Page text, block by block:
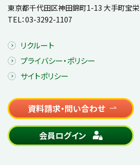
東京都千代田区神田錦町1-13 大手町宝
TEL：03-3292-1107
リクルート
プライバシー・ポリシー
サイトポリシー
資料請求・問い合わせ
会員ログイン